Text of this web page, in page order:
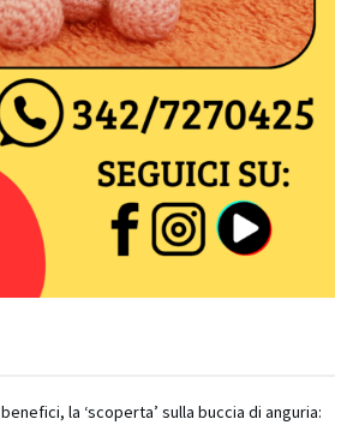
la ‘scoperta’ sulla buccia di anguria: